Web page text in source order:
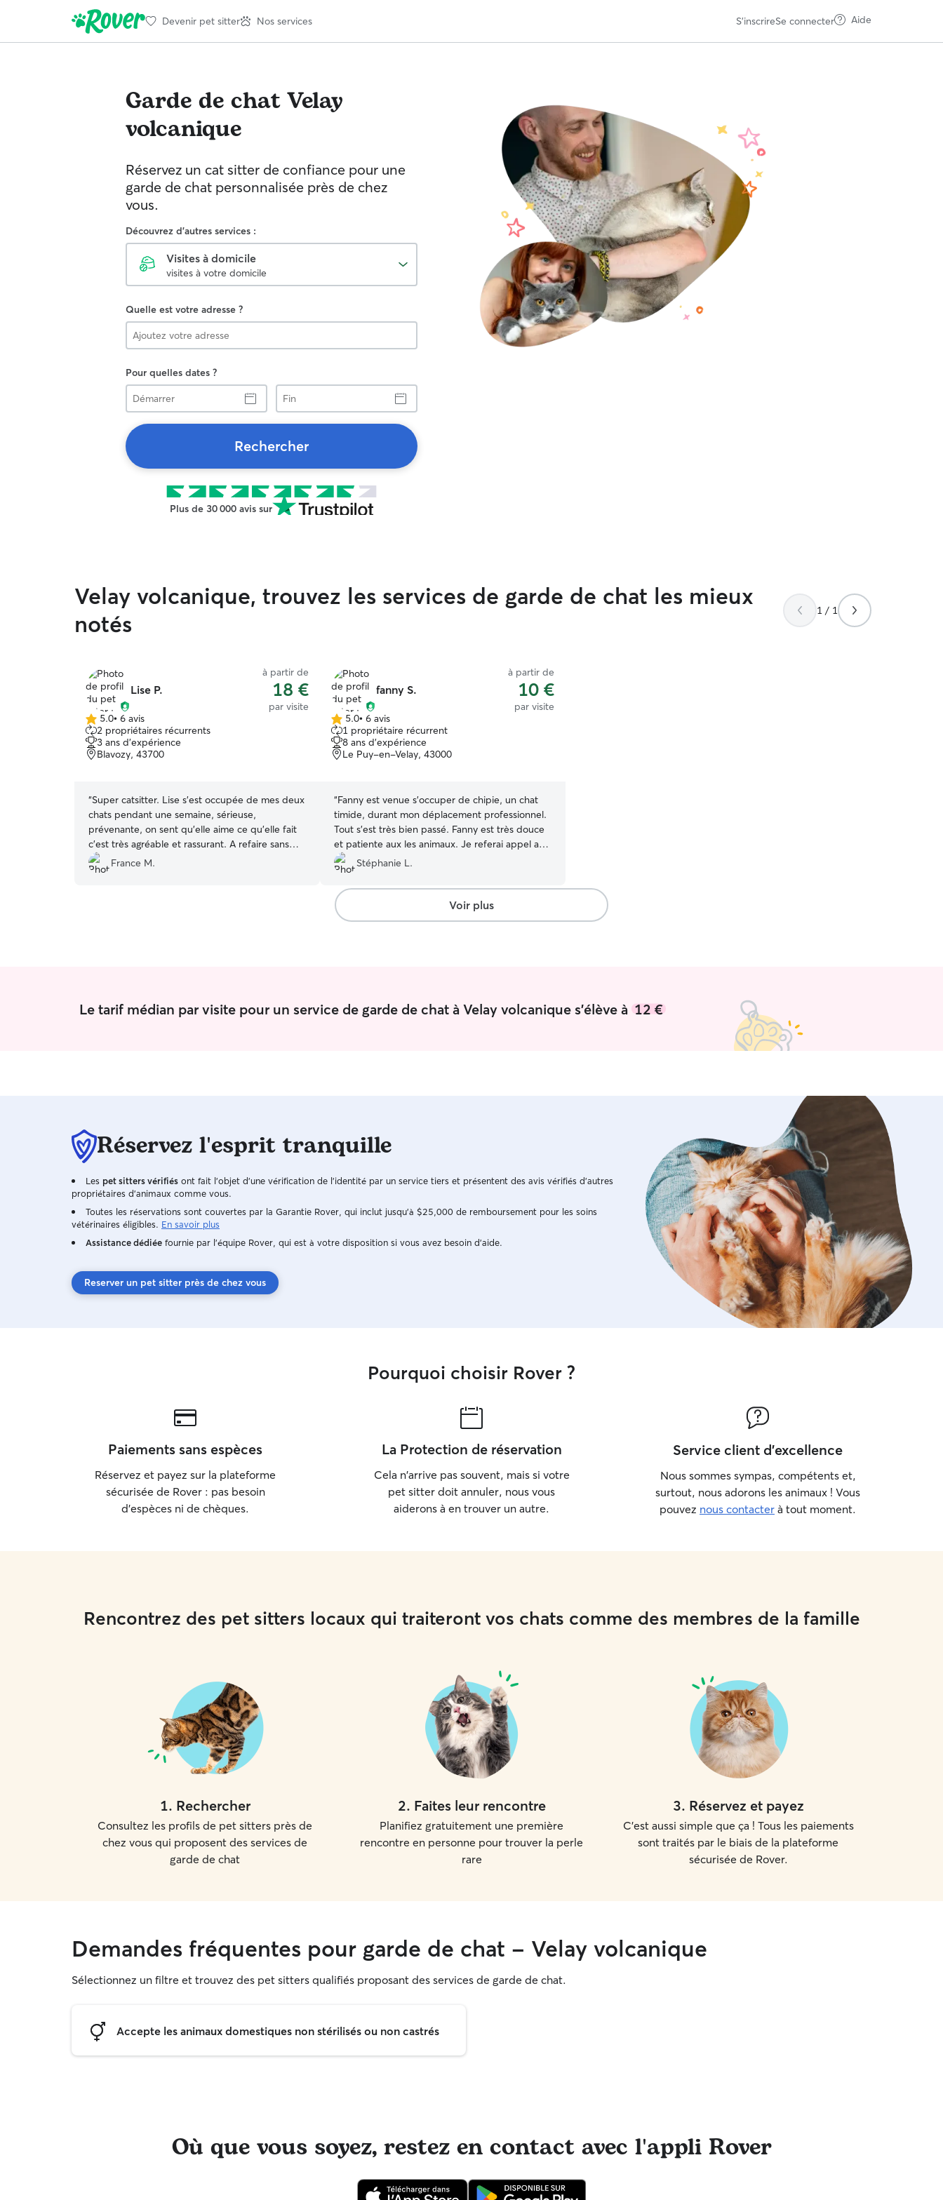
Devenir pet sitter Nos services S'inscrireSe connecter Aide
Garde de chatVelay
volcanique
Réservez un cat sitter de confiance pour une
garde de chat personnalisée près de chez
vous.
Découvrez d'autres services :
Visites à domicile
visites à votre domicile
Quelle est votre adresse ?
Pour quelles dates ?
Démarrer
Fin
Rechercher
Plus de 30 000 avis sur
Velay volcanique, trouvez les services de garde de chat les mieux
notés
1 / 1
Lise P.
à partir de
18 €
par visite
5.0 étoile(s)
sur
5
5.0• 6 avis
2 propriétaires récurrents
3 ans d'expérience
Blavozy, 43700
“Super catsitter. Lise s'est occupée de mes deux
chats pendant une semaine, sérieuse,
prévenante, on sent qu'elle aime ce qu'elle fait
c'est très agréable et rassurant. A refaire sans
aucune hésitation et en toute confiance!
France M.
fanny S.
à partir de
10 €
par visite
5.0 étoile(s)
sur
5
5.0• 6 avis
1 propriétaire récurrent
8 ans d'expérience
Le Puy-en-Velay, 43000
“Fanny est venue s'occuper de chipie, un chat
timide, durant mon déplacement professionnel.
Tout s'est très bien passé. Fanny est très douce
et patiente aux les animaux. Je referai appel a
elle pour mes prochains déplacements. Je la
recommande les yeux fermés
Stéphanie L.
Voir plus
Le tarif médian par visite pour un service de garde de chat à Velay volcanique s'élève à 12 €
Réservez l'esprit tranquille
Les pet sitters vérifiés ont fait l'objet d'une vérification de l'identité par un service tiers et présentent des avis vérifiés d'autres
propriétaires d'animaux comme vous.
Toutes les réservations sont couvertes par la Garantie Rover, qui inclut jusqu'à $25,000 de remboursement pour les soins
vétérinaires éligibles. En savoir plus
Assistance dédiée fournie par l'équipe Rover, qui est à votre disposition si vous avez besoin d'aide.
Reserver un pet sitter près de chez vous
Pourquoi choisir Rover ?
Paiements sans espèces
Réservez et payez sur la plateforme
sécurisée de Rover : pas besoin
d'espèces ni de chèques.
La Protection de réservation
Cela n'arrive pas souvent, mais si votre
pet sitter doit annuler, nous vous
aiderons à en trouver un autre.
Service client d'excellence
Nous sommes sympas, compétents et,
surtout, nous adorons les animaux ! Vous
pouvez nous contacter à tout moment.
Rencontrez des pet sitters locaux qui traiteront vos chats comme des membres de la famille
1. Rechercher
Consultez les profils de pet sitters près de
chez vous qui proposent des services de
garde de chat
2. Faites leur rencontre
Planifiez gratuitement une première
rencontre en personne pour trouver la perle
rare
3. Réservez et payez
C'est aussi simple que ça ! Tous les paiements
sont traités par le biais de la plateforme
sécurisée de Rover.
Demandes fréquentes pour garde de chat - Velay volcanique
Sélectionnez un filtre et trouvez des pet sitters qualifiés proposant des services de garde de chat.
Accepte les animaux domestiques non stérilisés ou non castrés
Où que vous soyez, restez en contact avec l'appli Rover